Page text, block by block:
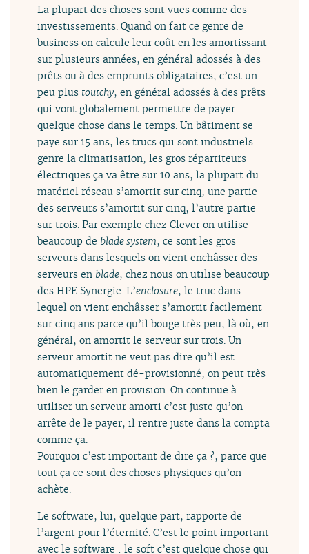
La plupart des choses sont vues comme des
investissements. Quand on fait ce genre de
business on calcule leur coût en les amortissant
sur plusieurs années, en général adossés à des
prêts ou à des emprunts obligataires, c’est un
peu plus toutchy, en général adossés à des prêts
qui vont globalement permettre de payer
quelque chose dans le temps. Un bâtiment se
paye sur 15 ans, les trucs qui sont industriels
genre la climatisation, les gros répartiteurs
électriques ça va être sur 10 ans, la plupart du
matériel réseau s’amortit sur cinq, une partie
des serveurs s’amortit sur cinq, l’autre partie
sur trois. Par exemple chez Clever on utilise
beaucoup de blade system, ce sont les gros
serveurs dans lesquels on vient enchâsser des
serveurs en blade, chez nous on utilise beaucoup
des HPE Synergie. L’enclosure, le truc dans
lequel on vient enchâsser s’amortit facilement
sur cinq ans parce qu’il bouge très peu, là où, en
général, on amortit le serveur sur trois. Un
serveur amortit ne veut pas dire qu’il est
automatiquement dé-provisionné, on peut très
bien le garder en provision. On continue à
utiliser un serveur amorti c’est juste qu’on
arrête de le payer, il rentre juste dans la compta
comme ça.
Pourquoi c’est important de dire ça ?, parce que
tout ça ce sont des choses physiques qu’on
achète.
Le software, lui, quelque part, rapporte de
l’argent pour l’éternité. C’est le point important
avec le software : le soft c’est quelque chose qui